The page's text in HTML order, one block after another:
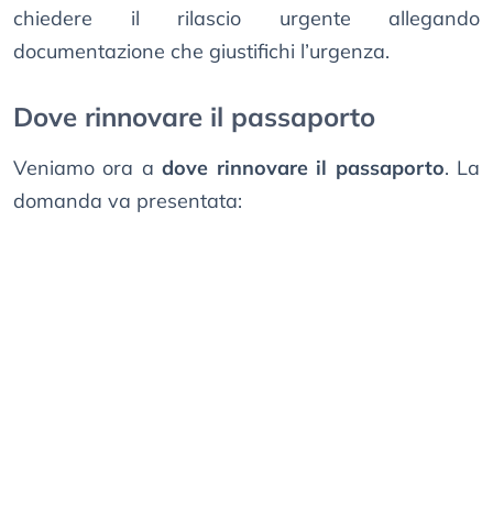
chiedere il rilascio urgente allegando
documentazione che giustifichi l’urgenza.
Dove rinnovare il passaporto
Veniamo ora adove rinnovare il passaporto. La
domanda va presentata: